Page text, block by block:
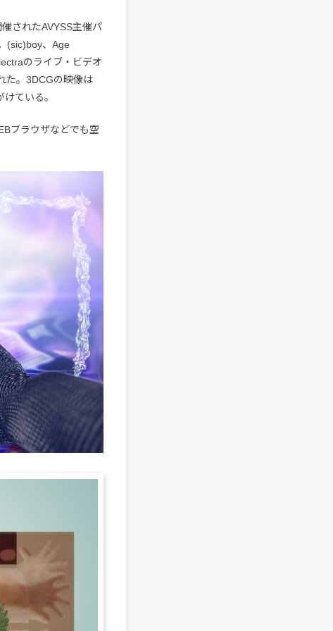
されたAVYSS主催パ
(sic)boy、Age
のライブ・ビデオ
た。3DCGの映像は
ている。
ブラウザなどでも空